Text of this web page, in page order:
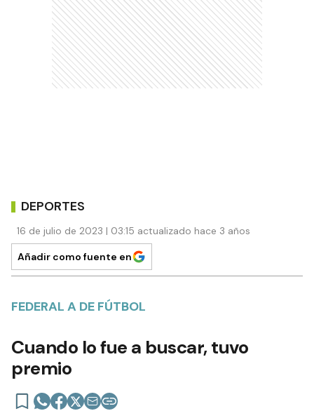
DEPORTES
16 de julio de 2023 | 03:15 actualizado hace 3 años
Añadir como fuente en
FEDERAL A DE FÚTBOL
Cuando lo fue a buscar, tuvo
premio